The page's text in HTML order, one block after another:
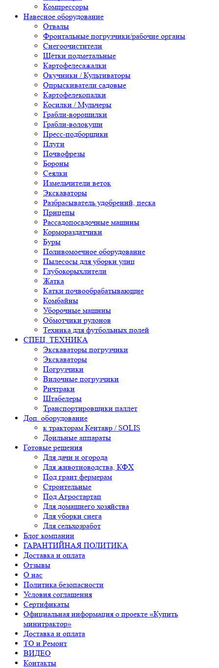
Компрессоры
Навесное оборудование
Отвалы
Фронтальные погрузчики/рабочие органы
Снегоочистители
Щётки подметальные
Картофелесажалки
Окучники / Культиваторы
Опрыскиватели садовые
Картофелекопалки
Косилки / Мульчеры
Грабли-ворошилки
Грабли-волокуши
Пресс-подборщики
Плуги
Почвофрезы
Бороны
Сеялки
Измельчители веток
Экскаваторы
Разбрасыватель удобрений, песка
Прицепы
Рассадопосадочные машины
Кормораздатчики
Буры
Поливомоечное оборудование
Пылесосы для уборки улиц
Глубокорыхлители
Жатка
Катки почвообрабатывающие
Комбайны
Уборочные машины
Обмотчики рулонов
Техника для футбольных полей
СПЕЦ. ТЕХНИКА
Экскаваторы погрузчики
Экскаваторы
Погрузчики
Вилочные погрузчики
Ричтраки
Штабелеры
Транспортировщики паллет
Доп. оборудование
к тракторам Кентавр / SOLIS
Доильные аппараты
Готовые решения
Для дачи и огорода
Для животноводства, КФХ
Под грант фермерам
Строительные
Под Агростартап
Для домашнего хозяйства
Для уборки снега
Для сельхозработ
Блог компании
ГАРАНТИЙНАЯ ПОЛИТИКА
Доставка и оплата
Отзывы
О нас
Политика безопасности
Условия соглашения
Сертификаты
Официальная информация о проекте «Купить
минитрактор»
Доставка и оплата
ТО и Ремонт
ВИДЕО
Контакты